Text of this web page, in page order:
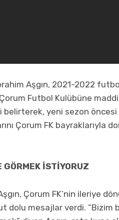
Aşgın, 2021-2022
Futbol Kulübüne
yeni sezon
Çorum FK bayraklarıyla
İSTİYORUZ
Çorum FK’nin ileriye
mesajlar verdi. “Bizim